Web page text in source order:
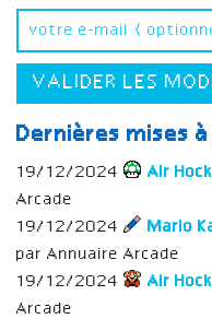
VALIDER LES
Dernières mises
19/12/2024 Air
Arcade
19/12/2024
Mario
par Annuaire Arcade
19/12/2024
Air
Arcade